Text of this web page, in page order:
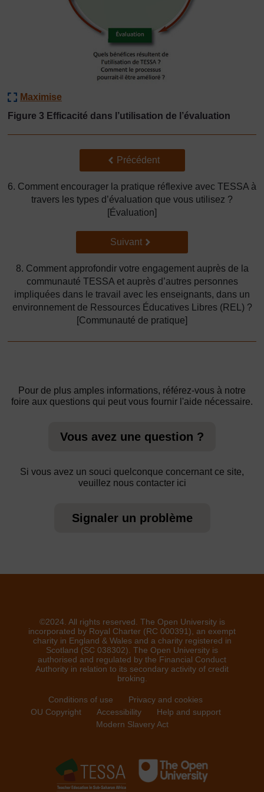
Maximise
Figure 3 Efficacité dans l’utilisation de l’évaluation
Précédent
Précédent
6. Comment encourager la pratique réflexive avec TESSA à
travers les types d’évaluation que vous utilisez ?
[Évaluation]
Suivant
Suivant
8. Comment approfondir votre engagement auprès de la
communauté TESSA et auprès d’autres personnes
impliquées dans le travail avec les enseignants, dans un
environnement de Ressources Éducatives Libres (REL) ?
[Communauté de pratique]
Pour de plus amples informations, référez-vous à notre
foire aux questions qui peut vous fournir l'aide nécessaire.
Vous avez une question ?
Si vous avez un souci quelconque concernant ce site,
veuillez nous contacter ici
Signaler un problème
©2024. All rights reserved. The Open University is
incorporated by Royal Charter (RC 000391), an exempt
charity in England & Wales and a charity registered in
Scotland (SC 038302). The Open University is
authorised and regulated by the Financial Conduct
Authority in relation to its secondary activity of credit
broking.
Conditions of use
Privacy and cookies
OU Copyright
Accessibility
Help and support
Modern Slavery Act